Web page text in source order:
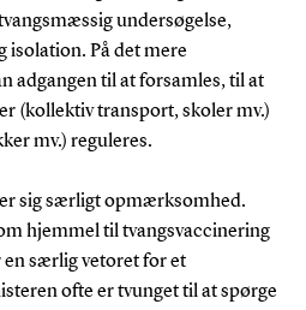
undersøgelse,
isolation. På det mere
adgangen til at forsamles, til at
(kollektiv transport, skoler mv.)
mv.) reguleres.
sig særligt opmærksomhed.
hjemmel til tvangsvaccinering
særlig vetoret for et
ofte er tvunget til at spørge